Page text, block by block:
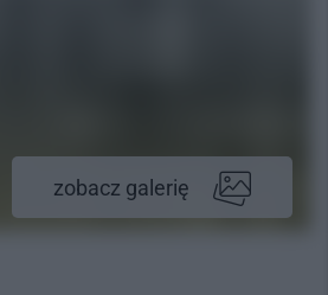
zobacz galerię